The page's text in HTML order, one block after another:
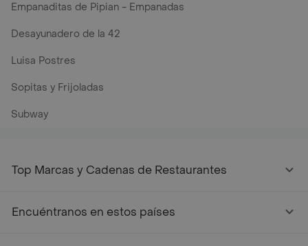
Empanaditas de Pipian - Empanadas
Desayunadero de la 42
Luisa Postres
Sopitas y Frijoladas
Subway
Top Marcas y Cadenas de Restaurantes
Encuéntranos en estos países